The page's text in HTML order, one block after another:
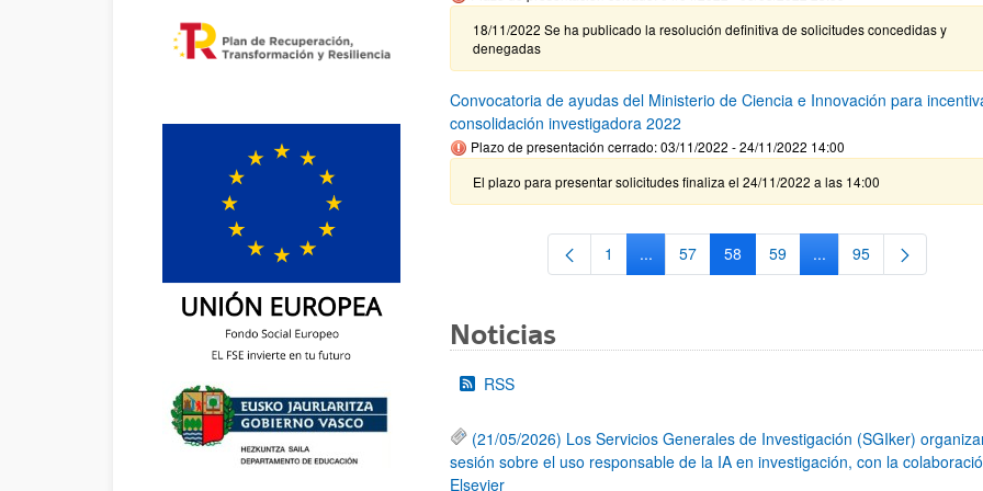
18/11/2022 Se ha publicado la resolución definitiva de solicitudes concedidas y
denegadas
Convocatoria de ayudas del Ministerio de Ciencia e Innovación para
consolidación investigadora 2022
Plazo de presentación cerrado: 03/11/2022 - 24/11/2022 14:00
El plazo para presentar solicitudes finaliza el 24/11/2022 a las 14:00
Página
1 ...Páginas intermedias Use TAB para desplazarse.
Página
57 Página
58 Página
59 ...Páginas intermedias
Página
95
Noticias
RSS
(21/05/2026) Los Servicios Generales de Investigación (SGIker)
sesión sobre el uso responsable de la IA en investigación, con la
Elsevier